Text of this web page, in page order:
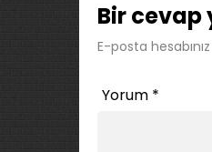
Bir cevap
E-posta
Yorum *